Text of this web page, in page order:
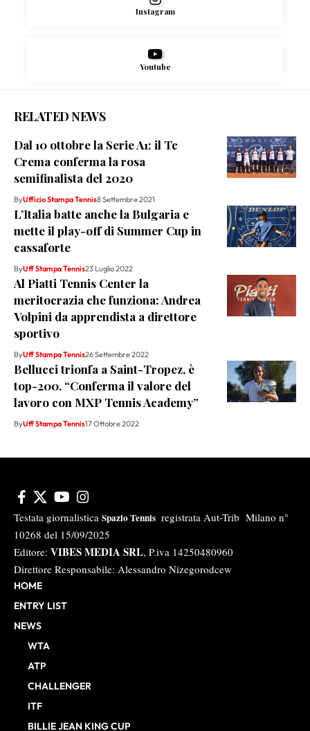
Instagram
Youtube
RELATED NEWS
Dal 10 ottobre la Serie A1: il Tc
Crema conferma la rosa
semifinalista del 2020
ByUfficio Stampa Tennis8 Settembre 2021
L’Italia batte anche la Bulgaria e
mette il play-off di Summer Cup in
cassaforte
ByUff Stampa Tennis23 Luglio 2022
Al Piatti Tennis Center la
meritocrazia che funziona: Andrea
Volpini da apprendista a direttore
sportivo
ByUff Stampa Tennis26 Settembre 2022
Bellucci trionfa a Saint-Tropez, è
top-200. “Conferma il valore del
lavoro con MXP Tennis Academy”
ByUff Stampa Tennis17 Ottobre 2022
Testata giornalistica Spazio Tennis registrata Aut-Trib Milano n°
10268 del 15/09/2025
Editore: VIBES MEDIA SRL, P.iva 14250480960
Direttore Responsabile: Alessandro Nizegorodcew
HOME
ENTRY LIST
NEWS
WTA
ATP
CHALLENGER
ITF
BILLIE JEAN KING CUP